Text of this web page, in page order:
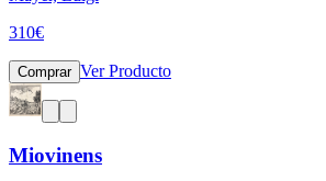
310€
Comprar Ver Producto
Miovinens